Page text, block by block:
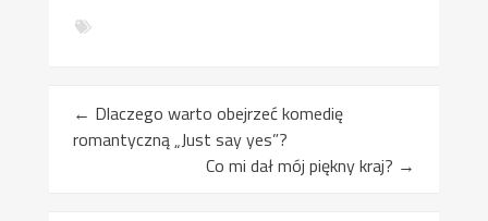
← Dlaczego warto obejrzeć komedię
romantyczną „Just say yes”?
Co mi dał mój piękny kraj? →